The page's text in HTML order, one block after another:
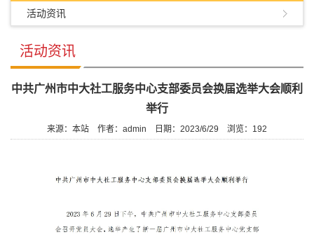
活动资讯
活动资讯
中共广州市中大社工服务中心支部委员会换届选举大会顺利
举行
来源：本站 作者：admin 日期：2023/6/29 浏览： 192